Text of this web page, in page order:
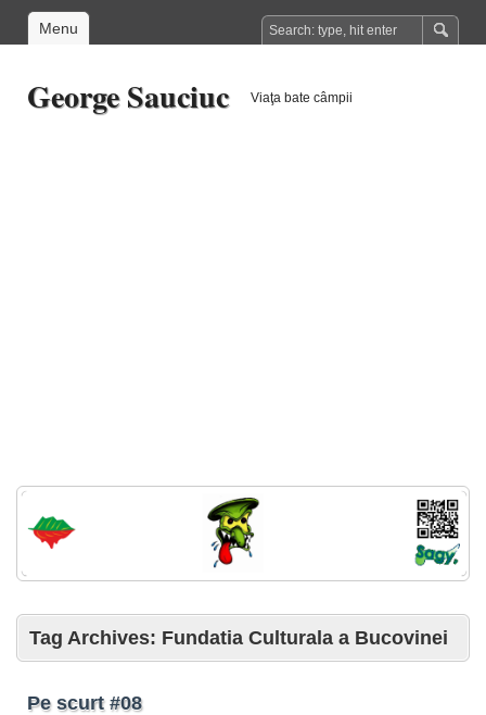
Menu
George Sauciuc Viaţa bate câmpii
Tag Archives: Fundatia Culturala a Bucovinei
Pe scurt #08